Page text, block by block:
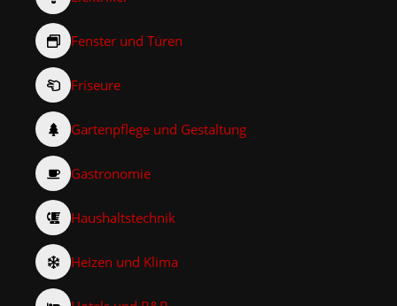
Fenster und Türen
Friseure
Gartenpflege und Gestaltung
Gastronomie
Haushaltstechnik
Heizen und Klima